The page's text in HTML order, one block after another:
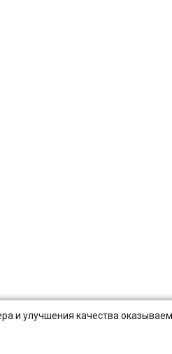
и улучшения качества